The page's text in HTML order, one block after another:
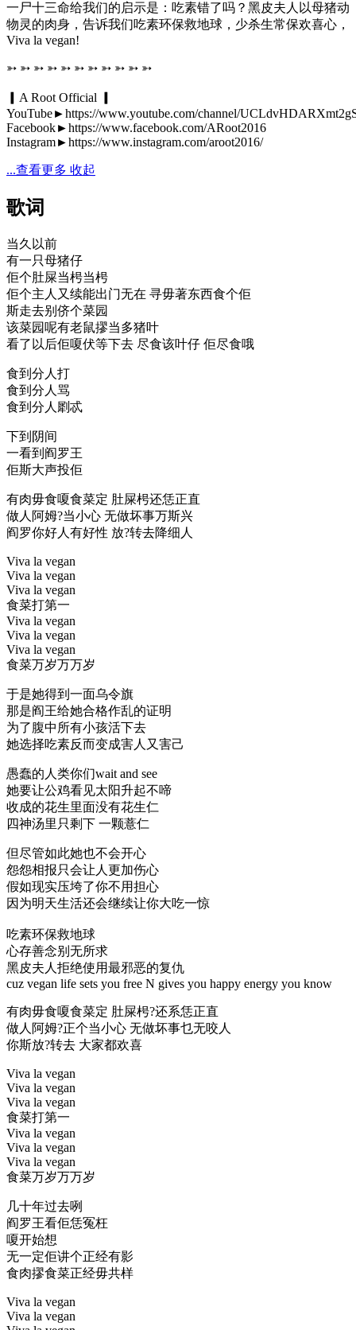
一尸十三命给我们的启示是：吃素错了吗？黑皮夫人以母猪动
物灵的肉身，告诉我们吃素环保救地球，少杀生常保欢喜心，
Viva la vegan!
➳ ➳ ➳ ➳ ➳ ➳ ➳ ➳ ➳ ➳ ➳
▎A Root Official ▎
YouTube►https://www.youtube.com/channel/
Facebook►https://www.facebook.com/ARoot2016
Instagram►https://www.instagram.com/aroot2016/
...查看更多 收起
歌词
当久以前
有一只母猪仔
佢个肚屎当枵当枵
佢个主人又续能出门无在 寻毋著东西食个佢
斯走去别侪个菜园
该菜园呢有老鼠摎当多猪叶
看了以后佢嗄伏等下去 尽食该叶仔 佢尽食哦
食到分人打
食到分人骂
食到分人㓾忒
下到阴间
一看到阎罗王
佢斯大声投佢
有肉毋食嗄食菜定 肚屎枵还恁正直
做人阿姆?当小心 无做坏事万斯兴
阎罗你好人有好性 放?转去降细人
Viva la vegan
Viva la vegan
Viva la vegan
食菜打第一
Viva la vegan
Viva la vegan
Viva la vegan
食菜万岁万万岁
于是她得到一面乌令旗
那是阎王给她合格作乱的证明
为了腹中所有小孩活下去
她选择吃素反而变成害人又害己
愚蠢的人类你们wait and see
她要让公鸡看见太阳升起不啼
收成的花生里面没有花生仁
四神汤里只剩下 一颗薏仁
但尽管如此她也不会开心
怨怨相报只会让人更加伤心
假如现实压垮了你不用担心
因为明天生活还会继续让你大吃一惊
吃素环保救地球
心存善念别无所求
黑皮夫人拒绝使用最邪恶的复仇
cuz vegan life sets you free N gives you happy energy you know
有肉毋食嗄食菜定 肚屎枵?还系恁正直
做人阿姆?正个当小心 无做坏事乜无咬人
你斯放?转去 大家都欢喜
Viva la vegan
Viva la vegan
Viva la vegan
食菜打第一
Viva la vegan
Viva la vegan
Viva la vegan
食菜万岁万万岁
几十年过去咧
阎罗王看佢恁冤枉
嗄开始想
无一定佢讲个正经有影
食肉摎食菜正经毋共样
Viva la vegan
Viva la vegan